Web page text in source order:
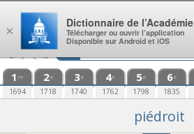
Aller au contenu
1 re
1694
2e
1718
3e
1740
4e
1762
5e
1798
6e
1835
piédroit
×
Dictionnaire de l’Académie
Télécharger ou ouvrir l’application
Disponible sur Android et iOS